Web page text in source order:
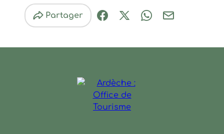
Partager
Partager sur Facebook
Partager sur X / Twitter
Partager sur
Partager par